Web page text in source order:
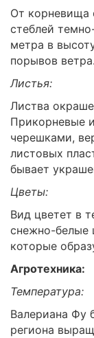
От корневища
стеблей
метра в
порывов ветра.
Листья:
Листва
Прикорневые
черешками,
листовых
бывает
Цветы:
Вид цветет в
снежно-белые
которые
Агротехника:
Температура:
Валериана Фу
региона